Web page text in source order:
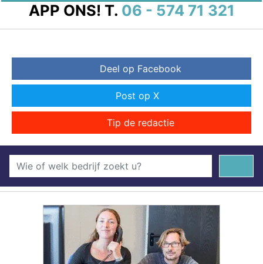
APP ONS! T. 06 - 574 71 321
Deel op Facebook
Post op X
Tip de redactie